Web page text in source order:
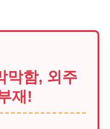
막함, 외주
재!